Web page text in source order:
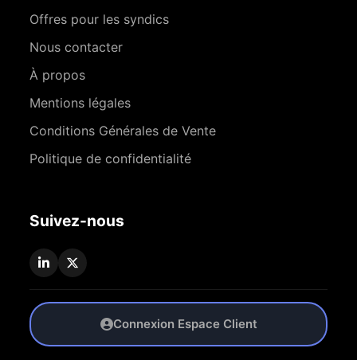
Offres pour les syndics
Nous contacter
À propos
Mentions légales
Conditions Générales de Vente
Politique de confidentialité
Suivez-nous
Connexion Espace Client